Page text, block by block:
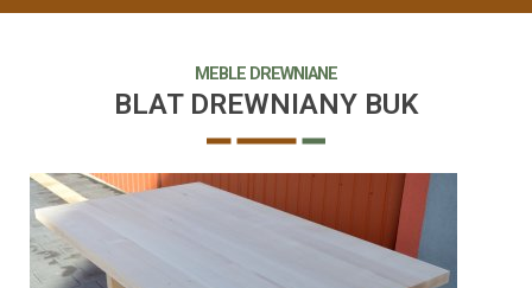
MEBLE DREWNIANE
BLAT DREWNIANY BUK